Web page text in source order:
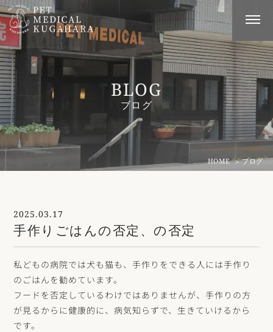
BLOG
ブログ
HOME ブログ
2025.03.17
手作りごはんの否定、の否定
私どもの病院では犬も猫も、手作りをできる人には手作り
のごはんを勧めています。
フードを否定しているわけではありませんが、手作りの方
が見るからに健康的に、病気知らずで、生きていけるから
です。